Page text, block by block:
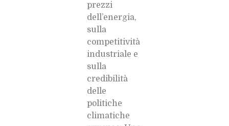
prezzi
dell’energia,
sulla
competitività
industriale e
sulla
credibilità
delle
politiche
climatiche